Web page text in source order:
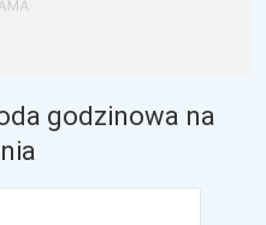
godzinowa na